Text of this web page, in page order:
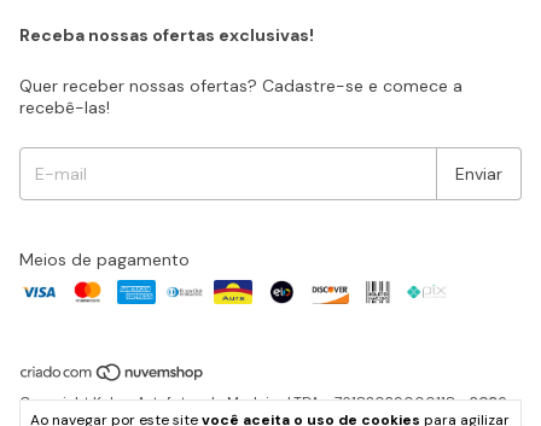
Ao navegar por este sitevocê aceita o uso de cookies para agilizar
Receba nossas ofertas exclusivas!
Quer receber nossas ofertas? Cadastre-se e comece a
recebê-las!
Meios de pagamento
Copyright Kakos Artefatos de Madeira LTDA - 76183029000118 - 2026.
Todos os direitos reservados.